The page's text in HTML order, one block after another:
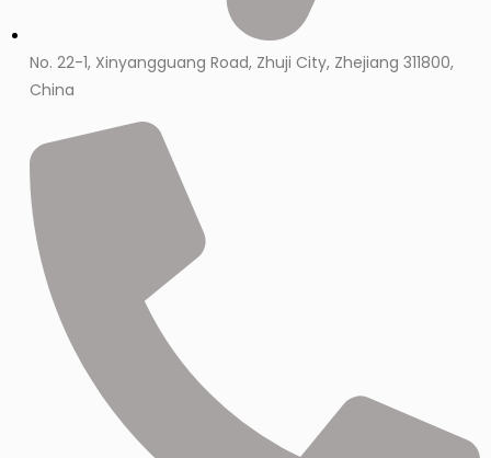
No. 22-1, Xinyangguang Road, Zhuji City, Zhejiang 311800,
China